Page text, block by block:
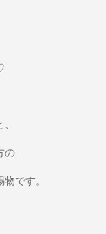
の
です。